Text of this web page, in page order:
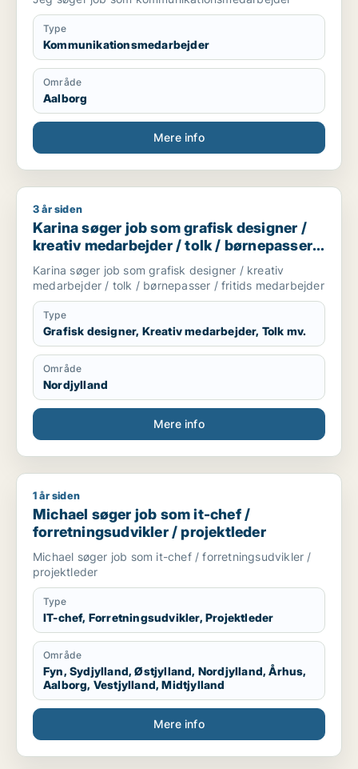
Type
Kommunikationsmedarbejder
Område
Aalborg
Mere info
Karina søger job som grafisk designer / kreativ
3 år siden
Karina søger job som grafisk designer /
kreativ medarbejder / tolk / børnepasser /
fritids medarbejder
Karina søger job som grafisk designer / kreativ
medarbejder / tolk / børnepasser / fritids medarbejder
Type
Grafisk designer, Kreativ medarbejder, Tolk mv.
Område
Nordjylland
Mere info
Michael søger job som it-chef / forretningsudvikler /
1 år siden
Michael søger job som it-chef /
forretningsudvikler / projektleder
Michael søger job som it-chef / forretningsudvikler /
projektleder
Type
IT-chef, Forretningsudvikler, Projektleder
Område
Fyn, Sydjylland, Østjylland, Nordjylland, Århus,
Aalborg, Vestjylland, Midtjylland
Mere info